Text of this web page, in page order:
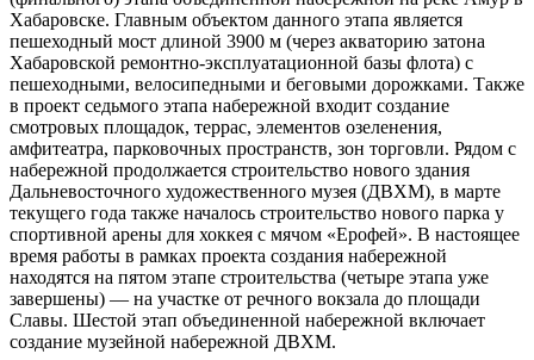
Строительство объединенной набережной в Хабаровске. Фото
пресс-службы правительства Хабаровского края
Правительство Хабаровского края в мае приступило к
подготовке документации для строительства седьмого
(финального) этапа объединенной набережной на реке Амур в
Хабаровске. Главным объектом данного этапа является
пешеходный мост длиной 3900 м (через акваторию затона
Хабаровской ремонтно-эксплуатационной базы флота) с
пешеходными, велосипедными и беговыми дорожками. Также
в проект седьмого этапа набережной входит создание
смотровых площадок, террас, элементов озеленения,
амфитеатра, парковочных пространств, зон торговли. Рядом с
набережной продолжается строительство нового здания
Дальневосточного художественного музея (ДВХМ), в марте
текущего года также началось строительство нового парка у